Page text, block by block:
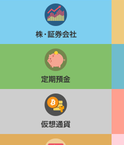
株・証券会社
定期貯金
仮想通貨
中国語検定